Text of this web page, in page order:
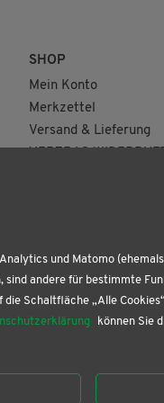
SHOP
Mein Konto
Merkzettel
Versand & Lieferung
und Matomo
andere für bestimmte
Schaltfläche „Alle
können Sie